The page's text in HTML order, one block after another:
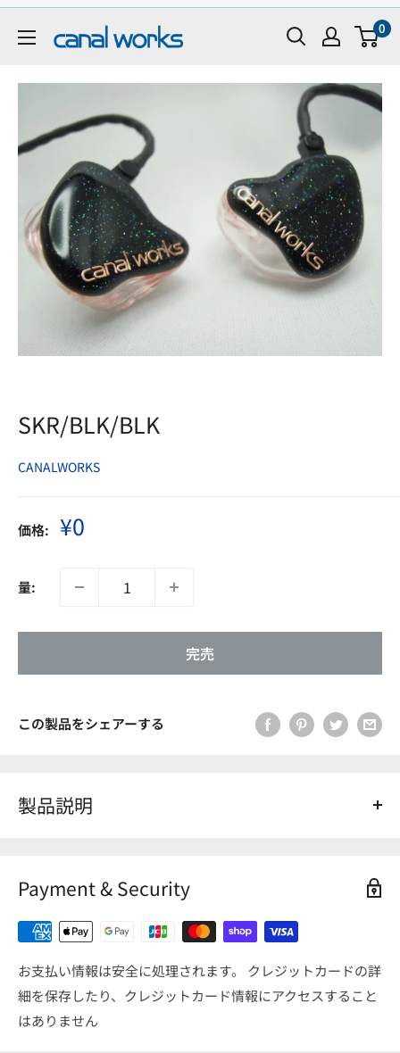
コ
CanalWorks 0
SKR/BLK/BLK
CANALWORKS
価格: 販
売
格
¥0
量:
完売
この製品をシェアーする
製品説明
ラック）
Finish（フィニッシュ） : Glitter Hologram（グリッター
ホログラム）/canal works Emblem Pinkish gold（canal
worksエンブレムピンキッシュゴールド）
Payment & Security
お支払い情報は安全に処理されます。 クレジットカードの詳
細を保存したり、クレジットカード情報にアクセスすること
はありません